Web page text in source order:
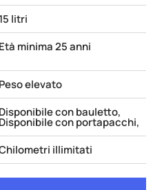
15 litri
Età minima 25 anni
Peso elevato
Disponibile con bauletto,
Disponibile con portapacchi,
illimitati